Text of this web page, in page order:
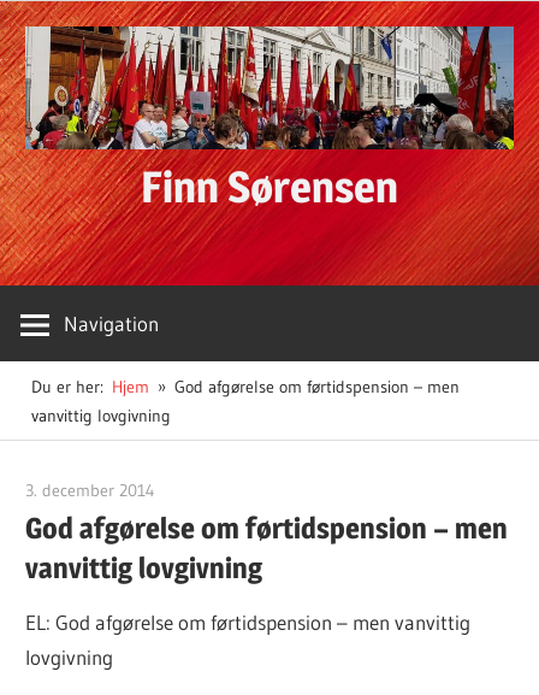
Skip
to
content
Finn Sørensen
Navigation
Du er her: Hjem
God afgørelse om førtidspension – men
vanvittig lovgivning
3. december 2014
God afgørelse om førtidspension – men
vanvittig lovgivning
EL: God afgørelse om førtidspension – men vanvittig
lovgivning